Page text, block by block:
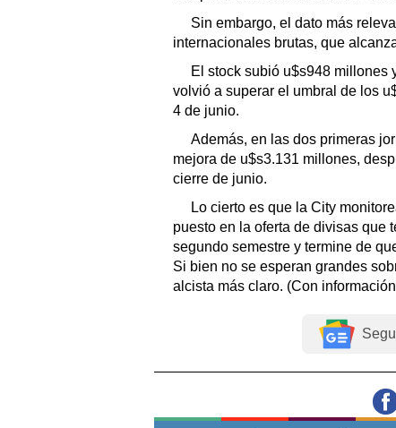
Sin embargo, el dato más
internacionales brutas, que
El stock subió u$s948 millones
volvió a superar el umbral de los
4 de junio.
Además, en las dos primeras
mejora de u$s3.131 millones,
cierre de junio.
Lo cierto es que la City
puesto en la oferta de divisas que
segundo semestre y termine de
Si bien no se esperan grandes
alcista más claro. (Con